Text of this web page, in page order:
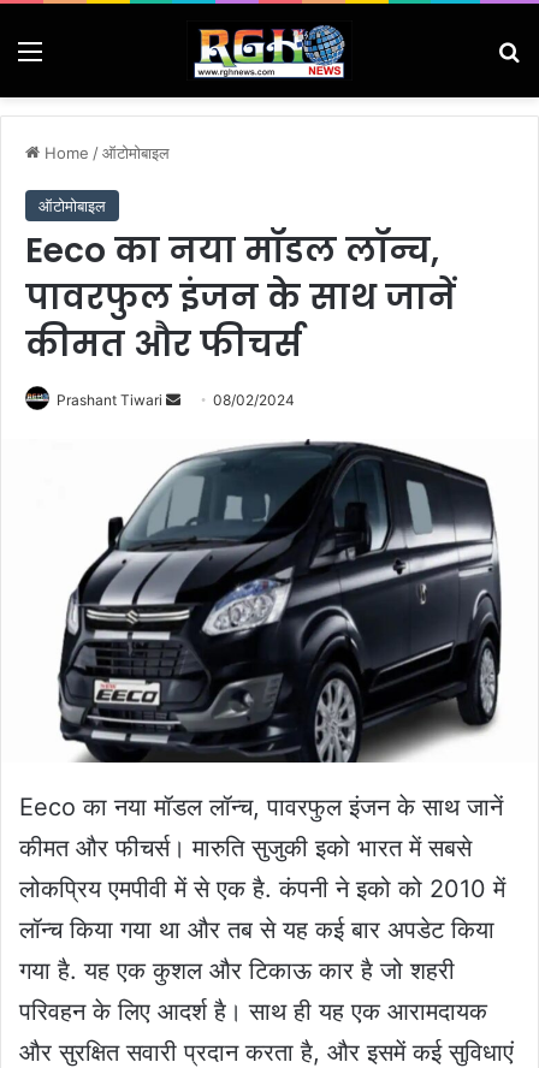
Menu
Home /ऑटोमोबाइल
ऑटोमोबाइल
Eeco का नया मॉडल लॉन्च,
पावरफुल इंजन के साथ जानें
कीमत और फीचर्स
Prashant Tiwari
Send
email
08/02/2024
Eeco का नया मॉडल लॉन्च, पावरफुल इंजन के साथ जानें
कीमत और फीचर्स। मारुति सुजुकी इको भारत में सबसे
लोकप्रिय एमपीवी में से एक है. कंपनी ने इको को 2010 में
लॉन्च किया गया था और तब से यह कई बार अपडेट किया
गया है. यह एक कुशल और टिकाऊ कार है जो शहरी
परिवहन के लिए आदर्श है। साथ ही यह एक आरामदायक
और सुरक्षित सवारी प्रदान करता है, और इसमें कई सुविधाएं